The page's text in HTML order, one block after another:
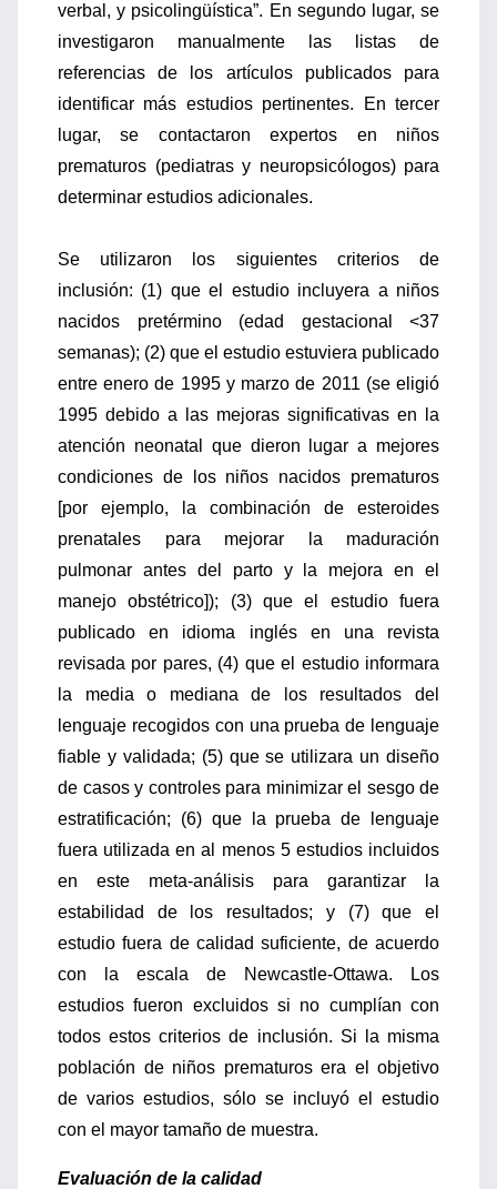
verbal, y psicolingüística”. En segundo lugar, se
investigaron manualmente las listas de
referencias de los artículos publicados para
identificar más estudios pertinentes. En tercer
lugar, se contactaron expertos en niños
prematuros (pediatras y neuropsicólogos) para
determinar estudios adicionales.
Se utilizaron los siguientes criterios de
inclusión: (1) que el estudio incluyera a niños
nacidos pretérmino (edad gestacional <37
semanas); (2) que el estudio estuviera publicado
entre enero de 1995 y marzo de 2011 (se eligió
1995 debido a las mejoras significativas en la
atención neonatal que dieron lugar a mejores
condiciones de los niños nacidos prematuros
[por ejemplo, la combinación de esteroides
prenatales para mejorar la maduración
pulmonar antes del parto y la mejora en el
manejo obstétrico]); (3) que el estudio fuera
publicado en idioma inglés en una revista
revisada por pares, (4) que el estudio informara
la media o mediana de los resultados del
lenguaje recogidos con una prueba de lenguaje
fiable y validada; (5) que se utilizara un diseño
de casos y controles para minimizar el sesgo de
estratificación; (6) que la prueba de lenguaje
fuera utilizada en al menos 5 estudios incluidos
en este meta-análisis para garantizar la
estabilidad de los resultados; y (7) que el
estudio fuera de calidad suficiente, de acuerdo
con la escala de Newcastle-Ottawa. Los
estudios fueron excluidos si no cumplían con
todos estos criterios de inclusión. Si la misma
población de niños prematuros era el objetivo
de varios estudios, sólo se incluyó el estudio
con el mayor tamaño de muestra.
Evaluación de la calidad